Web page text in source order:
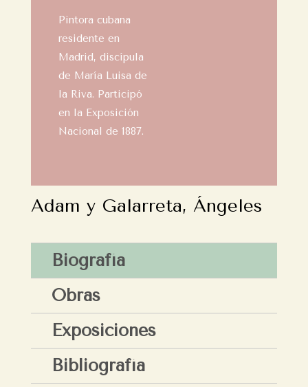
Pintora cubana
residente en
Madrid, discípula
de María Luisa de
la Riva. Participó
en la Exposición
Nacional de 1887.
Adam y Galarreta, Ángeles
Biografía
Obras
Exposiciones
Bibliografía